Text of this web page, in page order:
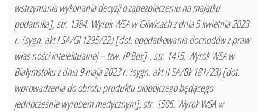
wstrzymania wykonania decyzji o zabezpieczeniu na majątku
podatnika], str. 1384. Wyrok WSA w Gliwicach z dnia 5 kwietnia 2023
r. (sygn. akt I SA/Gl 1295/22) [dot. opodatkowania dochodów z praw
włas ności intelektualnej – tzw. IP Box] , str. 1415. Wyrok WSA w
Białymstoku z dnia 9 maja 2023 r. (sygn. akt II SA/Bk 181/23) [dot.
wprowadzenia do obrotu produktu biobójczego będącego
jednocześnie wyrobem medycznym], str. 1506. Wyrok WSA w